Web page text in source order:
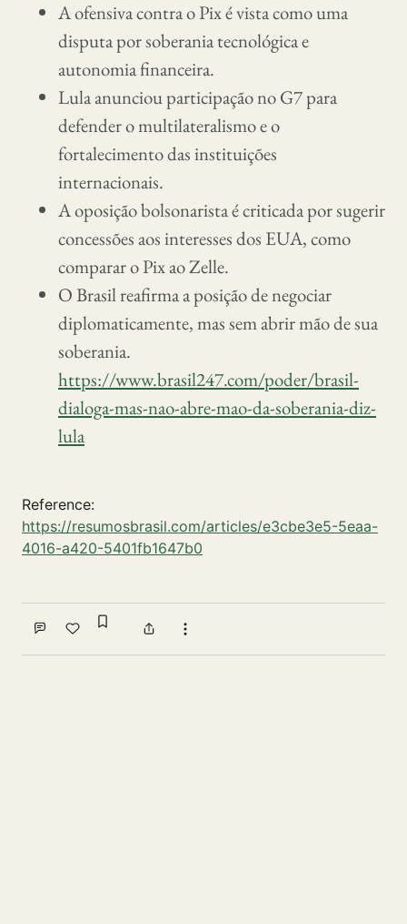
A ofensiva contra o Pix é vista como uma
disputa por soberania tecnológica e
autonomia financeira.
Lula anunciou participação no G7 para
defender o multilateralismo e o
fortalecimento das instituições
internacionais.
A oposição bolsonarista é criticada por sugerir
concessões aos interesses dos EUA, como
comparar o Pix ao Zelle.
O Brasil reafirma a posição de negociar
diplomaticamente, mas sem abrir mão de sua
soberania.
https://www.brasil247.com/poder/brasil-
dialoga-mas-nao-abre-mao-da-soberania-diz-
lula
Reference:
https://resumosbrasil.com/articles/e3cbe3e5-5eaa-
4016-a420-5401fb1647b0
Comment
Like
Sign in to bookmark
ShareMore actions